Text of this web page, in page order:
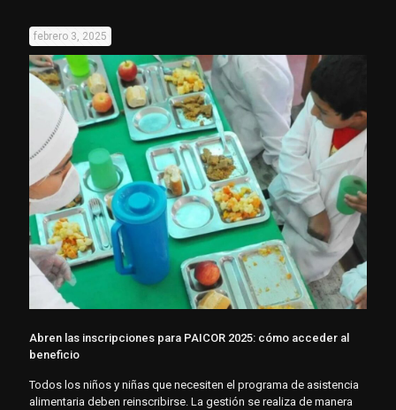
febrero 3, 2025
Abren las inscripciones para PAICOR 2025: cómo acceder al
beneficio
Todos los niños y niñas que necesiten el programa de asistencia
alimentaria deben reinscribirse. La gestión se realiza de manera